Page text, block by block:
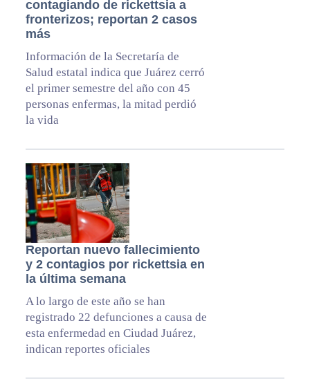
contagiando de rickettsia a
fronterizos; reportan 2 casos
más
Información de la Secretaría de
Salud estatal indica que Juárez cerró
el primer semestre del año con 45
personas enfermas, la mitad perdió
la vida
Reportan nuevo fallecimiento
y 2 contagios por rickettsia en
la última semana
A lo largo de este año se han
registrado 22 defunciones a causa de
esta enfermedad en Ciudad Juárez,
indican reportes oficiales